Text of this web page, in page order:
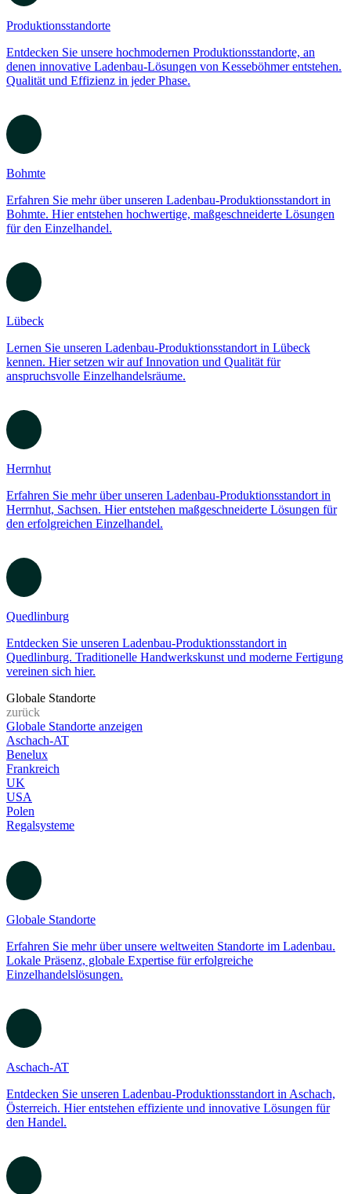
zurück
Bohmte
Lübeck
Herrnhut
Küche
Produktionsstandorte
Entdecken Sie unsere hochmodernen Produktionsstandorte, an
Qualität und Effizienz in jeder Phase.
Bohmte
Erfahren Sie mehr über unseren Ladenbau-Produktionsstandort in
für den Einzelhandel.
Lübeck
kennen. Hier setzen wir auf Innovation und Qualität für
anspruchsvolle Einzelhandelsräume.
Herrnhut
Erfahren Sie mehr über unseren Ladenbau-Produktionsstandort in
Herrnhut, Sachsen. Hier entstehen maßgeschneiderte Lösungen für
den erfolgreichen Einzelhandel.
Quedlinburg
Quedlinburg. Traditionelle Handwerkskunst und moderne Fertigung
vereinen sich hier.
zurück
Aschach-AT
Benelux
Frankreich
USA
Polen
Regalsysteme
Globale Standorte
Erfahren Sie mehr über unsere weltweiten Standorte im Ladenbau.
Lokale Präsenz, globale Expertise für erfolgreiche
Einzelhandelslösungen.